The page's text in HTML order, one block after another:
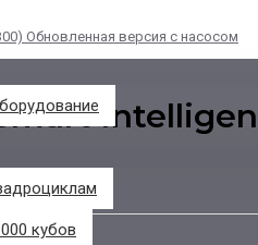
кубов
Обновленная версия с насосом